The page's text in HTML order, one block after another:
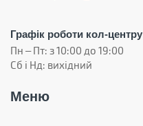
Графік роботи кол-центру
Пн – Пт: з 10:00 до 19:00
Сб і Нд: вихідний
Меню